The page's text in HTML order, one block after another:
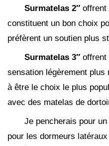
Surmatelas 2″ offrent
constituent un bon choix
préfèrent un soutien plus
Surmatelas 3″ offrent
sensation légèrement
à être le choix le plus
avec des matelas de
Je pencherais pour
pour les dormeurs